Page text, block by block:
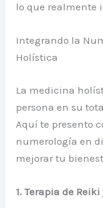
lo que realmente
Integrando la
Holística
La medicina
persona en su
Aquí te presento
numerología en
mejorar tu
1. Terapia de